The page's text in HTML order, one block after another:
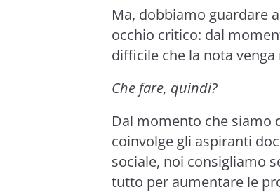
Ma, dobbiamo guardare
occhio critico: dal
difficile che la nota
Che fare, quindi?
Dal momento che siamo
coinvolge gli aspiranti
sociale, noi consigliamo
tutto per aumentare le